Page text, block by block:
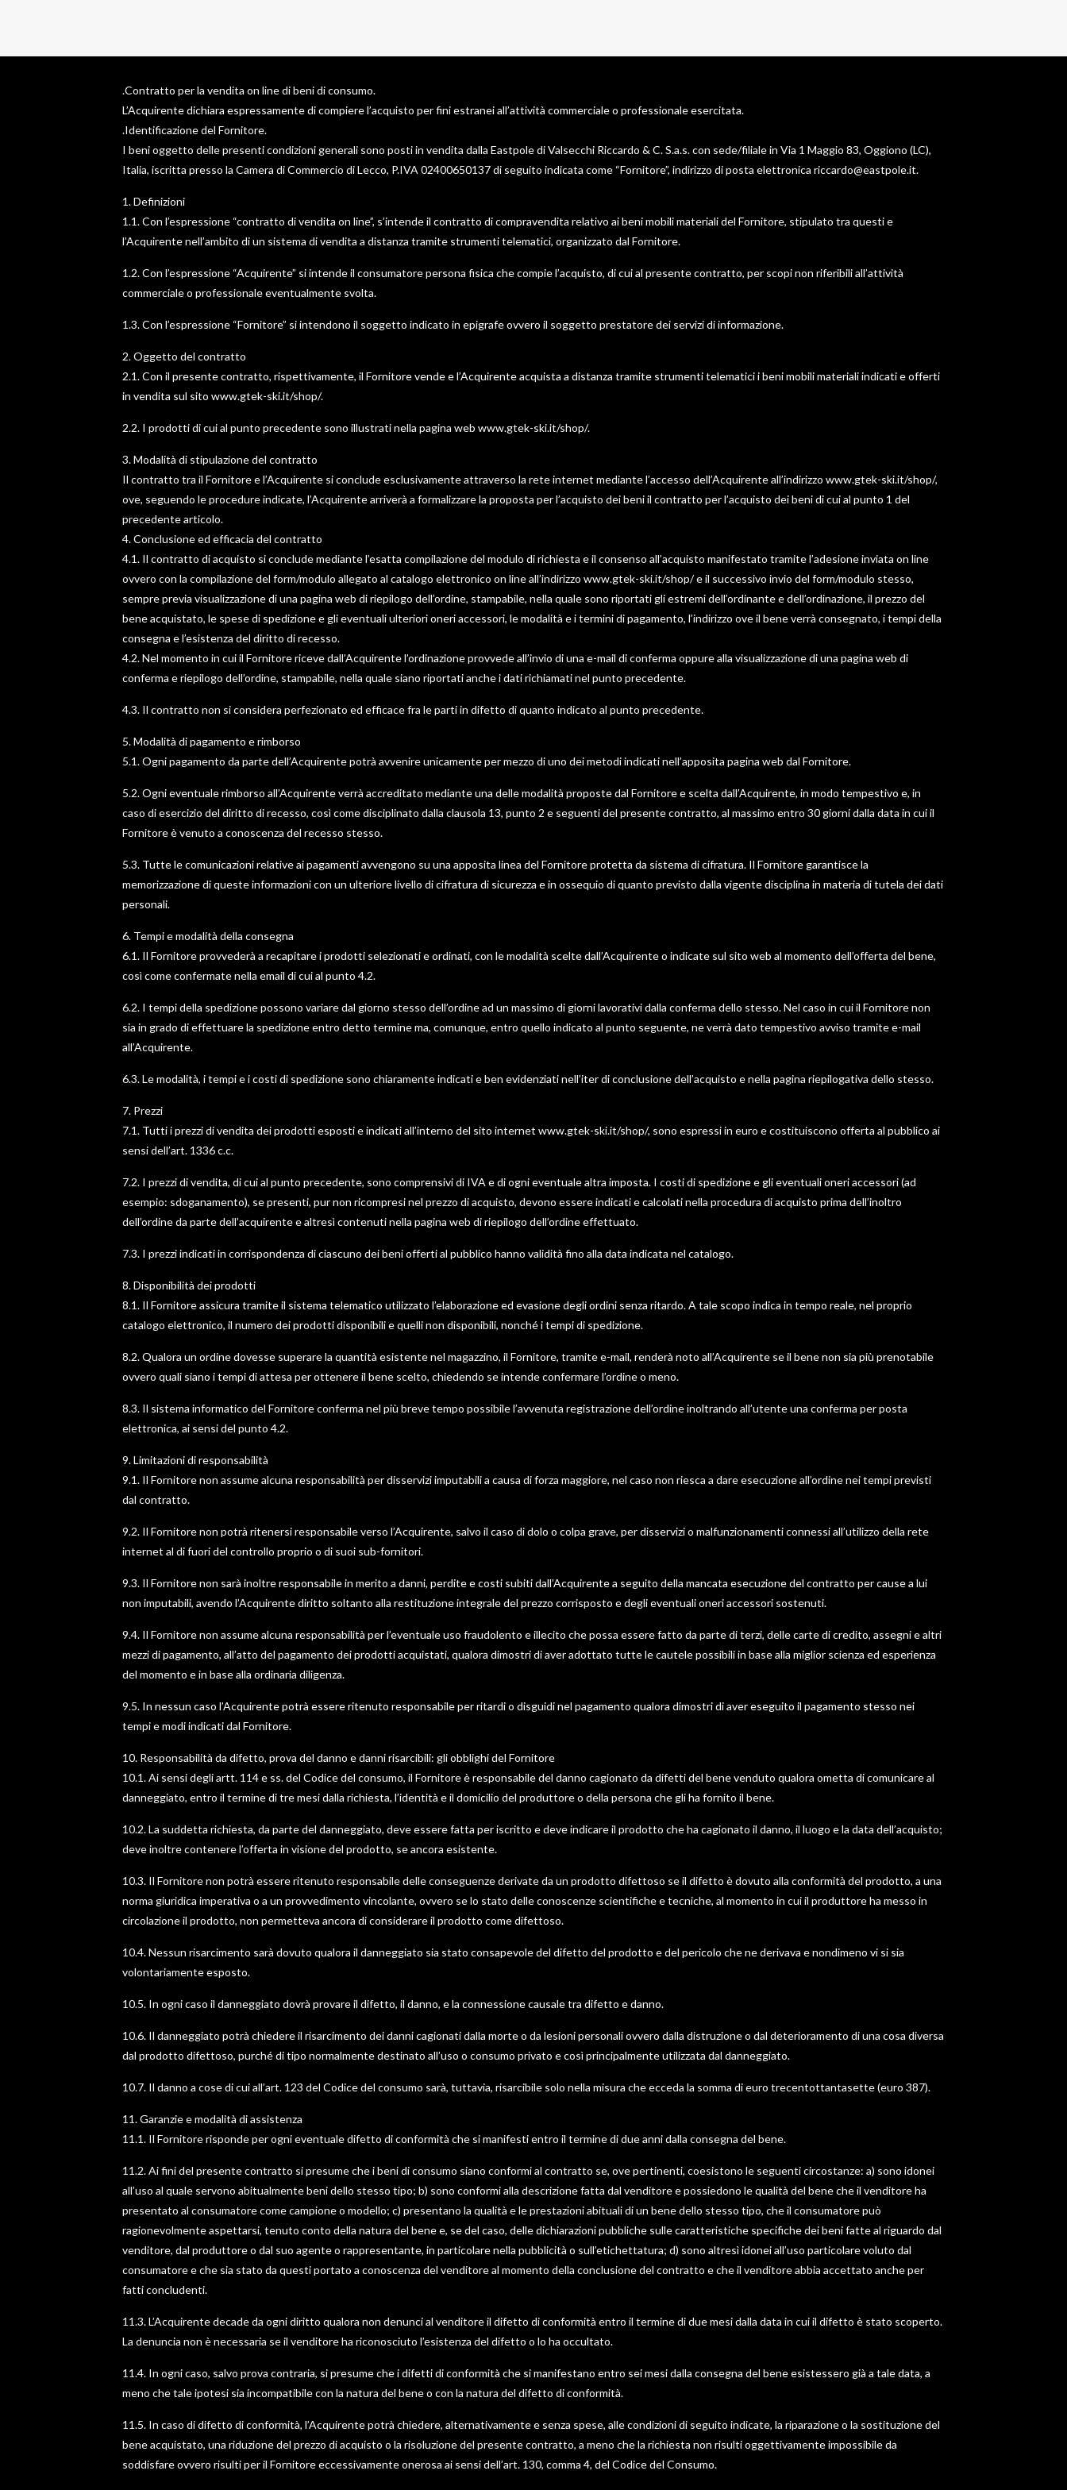
.Contratto per la vendita on line di beni di consumo.
L’Acquirente dichiara espressamente di compiere l’acquisto per fini estranei all’attività commerciale o professionale esercitata.
.Identificazione del Fornitore.
I beni oggetto delle presenti condizioni generali sono posti in vendita dalla Eastpole di Valsecchi Riccardo & C. S.a.s. con sede/filiale in Via 1 Maggio 83, Oggiono (LC),
Italia, iscritta presso la Camera di Commercio di Lecco, P.IVA 02400650137 di seguito indicata come “Fornitore”, indirizzo di posta elettronica riccardo@eastpole.it.
1. Definizioni
1.1. Con l’espressione “contratto di vendita on line”, s’intende il contratto di compravendita relativo ai beni mobili materiali del Fornitore, stipulato tra questi e
l’Acquirente nell’ambito di un sistema di vendita a distanza tramite strumenti telematici, organizzato dal Fornitore.
1.2. Con l’espressione “Acquirente” si intende il consumatore persona fisica che compie l’acquisto, di cui al presente contratto, per scopi non riferibili all’attività
commerciale o professionale eventualmente svolta.
1.3. Con l’espressione “Fornitore” si intendono il soggetto indicato in epigrafe ovvero il soggetto prestatore dei servizi di informazione.
2. Oggetto del contratto
2.1. Con il presente contratto, rispettivamente, il Fornitore vende e l’Acquirente acquista a distanza tramite strumenti telematici i beni mobili materiali indicati e offerti
in vendita sul sito www.gtek-ski.it/shop/.
2.2. I prodotti di cui al punto precedente sono illustrati nella pagina web www.gtek-ski.it/shop/.
3. Modalità di stipulazione del contratto
Il contratto tra il Fornitore e l’Acquirente si conclude esclusivamente attraverso la rete internet mediante l’accesso dell’Acquirente all’indirizzo www.gtek-ski.it/shop/,
ove, seguendo le procedure indicate, l’Acquirente arriverà a formalizzare la proposta per l’acquisto dei beni il contratto per l’acquisto dei beni di cui al punto 1 del
precedente articolo.
4. Conclusione ed efficacia del contratto
4.1. Il contratto di acquisto si conclude mediante l’esatta compilazione del modulo di richiesta e il consenso all’acquisto manifestato tramite l’adesione inviata on line
ovvero con la compilazione del form/modulo allegato al catalogo elettronico on line all’indirizzo www.gtek-ski.it/shop/ e il successivo invio del form/modulo stesso,
sempre previa visualizzazione di una pagina web di riepilogo dell’ordine, stampabile, nella quale sono riportati gli estremi dell’ordinante e dell’ordinazione, il prezzo del
bene acquistato, le spese di spedizione e gli eventuali ulteriori oneri accessori, le modalità e i termini di pagamento, l’indirizzo ove il bene verrà consegnato, i tempi della
consegna e l’esistenza del diritto di recesso.
4.2. Nel momento in cui il Fornitore riceve dall’Acquirente l’ordinazione provvede all’invio di una e-mail di conferma oppure alla visualizzazione di una pagina web di
conferma e riepilogo dell’ordine, stampabile, nella quale siano riportati anche i dati richiamati nel punto precedente.
4.3. Il contratto non si considera perfezionato ed efficace fra le parti in difetto di quanto indicato al punto precedente.
5. Modalità di pagamento e rimborso
5.1. Ogni pagamento da parte dell’Acquirente potrà avvenire unicamente per mezzo di uno dei metodi indicati nell’apposita pagina web dal Fornitore.
5.2. Ogni eventuale rimborso all’Acquirente verrà accreditato mediante una delle modalità proposte dal Fornitore e scelta dall’Acquirente, in modo tempestivo e, in
caso di esercizio del diritto di recesso, così come disciplinato dalla clausola 13, punto 2 e seguenti del presente contratto, al massimo entro 30 giorni dalla data in cui il
Fornitore è venuto a conoscenza del recesso stesso.
5.3. Tutte le comunicazioni relative ai pagamenti avvengono su una apposita linea del Fornitore protetta da sistema di cifratura. Il Fornitore garantisce la
memorizzazione di queste informazioni con un ulteriore livello di cifratura di sicurezza e in ossequio di quanto previsto dalla vigente disciplina in materia di tutela dei dati
personali.
6. Tempi e modalità della consegna
6.1. Il Fornitore provvederà a recapitare i prodotti selezionati e ordinati, con le modalità scelte dall’Acquirente o indicate sul sito web al momento dell’offerta del bene,
così come confermate nella email di cui al punto 4.2.
6.2. I tempi della spedizione possono variare dal giorno stesso dell’ordine ad un massimo di giorni lavorativi dalla conferma dello stesso. Nel caso in cui il Fornitore non
sia in grado di effettuare la spedizione entro detto termine ma, comunque, entro quello indicato al punto seguente, ne verrà dato tempestivo avviso tramite e-mail
all’Acquirente.
6.3. Le modalità, i tempi e i costi di spedizione sono chiaramente indicati e ben evidenziati nell’iter di conclusione dell’acquisto e nella pagina riepilogativa dello stesso.
7. Prezzi
7.1. Tutti i prezzi di vendita dei prodotti esposti e indicati all’interno del sito internet www.gtek-ski.it/shop/, sono espressi in euro e costituiscono offerta al pubblico ai
sensi dell’art. 1336 c.c.
7.2. I prezzi di vendita, di cui al punto precedente, sono comprensivi di IVA e di ogni eventuale altra imposta. I costi di spedizione e gli eventuali oneri accessori (ad
esempio: sdoganamento), se presenti, pur non ricompresi nel prezzo di acquisto, devono essere indicati e calcolati nella procedura di acquisto prima dell’inoltro
dell’ordine da parte dell’acquirente e altresì contenuti nella pagina web di riepilogo dell’ordine effettuato.
7.3. I prezzi indicati in corrispondenza di ciascuno dei beni offerti al pubblico hanno validità fino alla data indicata nel catalogo.
8. Disponibilità dei prodotti
8.1. Il Fornitore assicura tramite il sistema telematico utilizzato l’elaborazione ed evasione degli ordini senza ritardo. A tale scopo indica in tempo reale, nel proprio
catalogo elettronico, il numero dei prodotti disponibili e quelli non disponibili, nonché i tempi di spedizione.
8.2. Qualora un ordine dovesse superare la quantità esistente nel magazzino, il Fornitore, tramite e-mail, renderà noto all’Acquirente se il bene non sia più prenotabile
ovvero quali siano i tempi di attesa per ottenere il bene scelto, chiedendo se intende confermare l’ordine o meno.
8.3. Il sistema informatico del Fornitore conferma nel più breve tempo possibile l’avvenuta registrazione dell’ordine inoltrando all’utente una conferma per posta
elettronica, ai sensi del punto 4.2.
9. Limitazioni di responsabilità
9.1. Il Fornitore non assume alcuna responsabilità per disservizi imputabili a causa di forza maggiore, nel caso non riesca a dare esecuzione all’ordine nei tempi previsti
dal contratto.
9.2. Il Fornitore non potrà ritenersi responsabile verso l’Acquirente, salvo il caso di dolo o colpa grave, per disservizi o malfunzionamenti connessi all’utilizzo della rete
internet al di fuori del controllo proprio o di suoi sub-fornitori.
9.3. Il Fornitore non sarà inoltre responsabile in merito a danni, perdite e costi subiti dall’Acquirente a seguito della mancata esecuzione del contratto per cause a lui
non imputabili, avendo l’Acquirente diritto soltanto alla restituzione integrale del prezzo corrisposto e degli eventuali oneri accessori sostenuti.
9.4. Il Fornitore non assume alcuna responsabilità per l’eventuale uso fraudolento e illecito che possa essere fatto da parte di terzi, delle carte di credito, assegni e altri
mezzi di pagamento, all’atto del pagamento dei prodotti acquistati, qualora dimostri di aver adottato tutte le cautele possibili in base alla miglior scienza ed esperienza
del momento e in base alla ordinaria diligenza.
9.5. In nessun caso l’Acquirente potrà essere ritenuto responsabile per ritardi o disguidi nel pagamento qualora dimostri di aver eseguito il pagamento stesso nei
tempi e modi indicati dal Fornitore.
10. Responsabilità da difetto, prova del danno e danni risarcibili: gli obblighi del Fornitore
10.1. Ai sensi degli artt. 114 e ss. del Codice del consumo, il Fornitore è responsabile del danno cagionato da difetti del bene venduto qualora ometta di comunicare al
danneggiato, entro il termine di tre mesi dalla richiesta, l’identità e il domicilio del produttore o della persona che gli ha fornito il bene.
10.2. La suddetta richiesta, da parte del danneggiato, deve essere fatta per iscritto e deve indicare il prodotto che ha cagionato il danno, il luogo e la data dell’acquisto;
deve inoltre contenere l’offerta in visione del prodotto, se ancora esistente.
10.3. Il Fornitore non potrà essere ritenuto responsabile delle conseguenze derivate da un prodotto difettoso se il difetto è dovuto alla conformità del prodotto, a una
norma giuridica imperativa o a un provvedimento vincolante, ovvero se lo stato delle conoscenze scientifiche e tecniche, al momento in cui il produttore ha messo in
circolazione il prodotto, non permetteva ancora di considerare il prodotto come difettoso.
10.4. Nessun risarcimento sarà dovuto qualora il danneggiato sia stato consapevole del difetto del prodotto e del pericolo che ne derivava e nondimeno vi si sia
volontariamente esposto.
10.5. In ogni caso il danneggiato dovrà provare il difetto, il danno, e la connessione causale tra difetto e danno.
10.6. Il danneggiato potrà chiedere il risarcimento dei danni cagionati dalla morte o da lesioni personali ovvero dalla distruzione o dal deterioramento di una cosa diversa
dal prodotto difettoso, purché di tipo normalmente destinato all’uso o consumo privato e così principalmente utilizzata dal danneggiato.
10.7. Il danno a cose di cui all’art. 123 del Codice del consumo sarà, tuttavia, risarcibile solo nella misura che ecceda la somma di euro trecentottantasette (euro 387).
11. Garanzie e modalità di assistenza
11.1. Il Fornitore risponde per ogni eventuale difetto di conformità che si manifesti entro il termine di due anni dalla consegna del bene.
11.2. Ai fini del presente contratto si presume che i beni di consumo siano conformi al contratto se, ove pertinenti, coesistono le seguenti circostanze: a) sono idonei
all’uso al quale servono abitualmente beni dello stesso tipo; b) sono conformi alla descrizione fatta dal venditore e possiedono le qualità del bene che il venditore ha
presentato al consumatore come campione o modello; c) presentano la qualità e le prestazioni abituali di un bene dello stesso tipo, che il consumatore può
ragionevolmente aspettarsi, tenuto conto della natura del bene e, se del caso, delle dichiarazioni pubbliche sulle caratteristiche specifiche dei beni fatte al riguardo dal
venditore, dal produttore o dal suo agente o rappresentante, in particolare nella pubblicità o sull’etichettatura; d) sono altresì idonei all’uso particolare voluto dal
consumatore e che sia stato da questi portato a conoscenza del venditore al momento della conclusione del contratto e che il venditore abbia accettato anche per
fatti concludenti.
11.3. L’Acquirente decade da ogni diritto qualora non denunci al venditore il difetto di conformità entro il termine di due mesi dalla data in cui il difetto è stato scoperto.
La denuncia non è necessaria se il venditore ha riconosciuto l’esistenza del difetto o lo ha occultato.
11.4. In ogni caso, salvo prova contraria, si presume che i difetti di conformità che si manifestano entro sei mesi dalla consegna del bene esistessero già a tale data, a
meno che tale ipotesi sia incompatibile con la natura del bene o con la natura del difetto di conformità.
11.5. In caso di difetto di conformità, l’Acquirente potrà chiedere, alternativamente e senza spese, alle condizioni di seguito indicate, la riparazione o la sostituzione del
bene acquistato, una riduzione del prezzo di acquisto o la risoluzione del presente contratto, a meno che la richiesta non risulti oggettivamente impossibile da
soddisfare ovvero risulti per il Fornitore eccessivamente onerosa ai sensi dell’art. 130, comma 4, del Codice del Consumo.